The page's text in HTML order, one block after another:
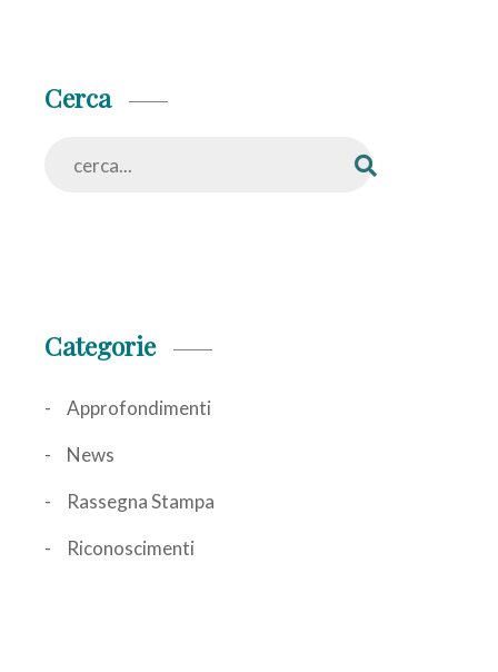
Cerca
Categorie
Approfondimenti
News
Rassegna Stampa
Riconoscimenti